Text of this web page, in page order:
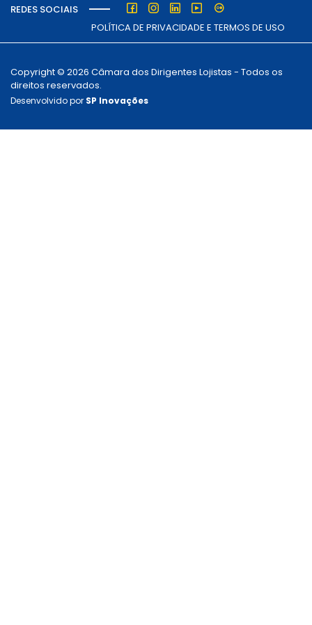
REDES SOCIAIS
POLÍTICA DE PRIVACIDADE E TERMOS DE USO
Copyright © 2026 Câmara dos Dirigentes Lojistas - Todos os
direitos reservados.
Desenvolvido por SP Inovações